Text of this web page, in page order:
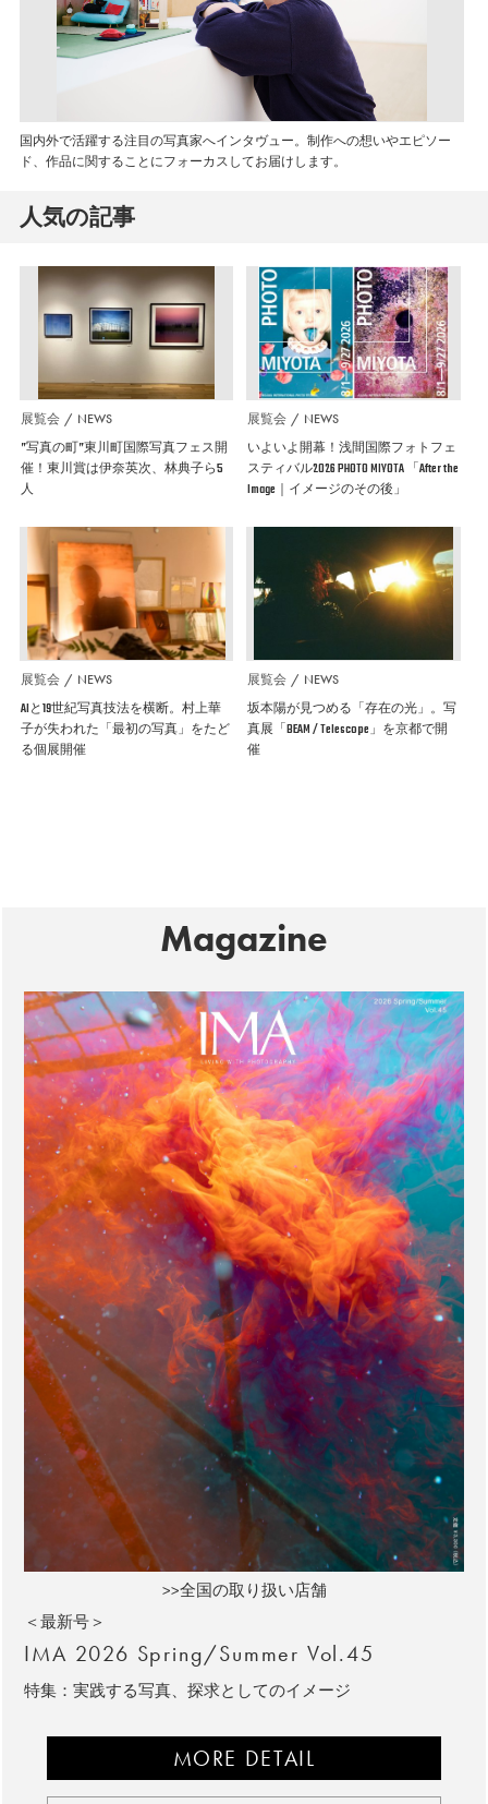
国内外で活躍する注目の写真家へインタヴュー。制作への想いやエピソー
ド、作品に関することにフォーカスしてお届けします。
人気の記事
展覧会 NEWS
”写真の町”東川町国際写真フェス開
催！東川賞は伊奈英次、林典子ら5
人
展覧会 NEWS
いよいよ開幕！浅間国際フォトフェ
スティバル2026 PHOTO MIYOTA 「After the
Image｜イメージのその後」
展覧会 NEWS
AIと19世紀写真技法を横断。村上華
子が失われた「最初の写真」をたど
る個展開催
展覧会 NEWS
坂本陽が見つめる「存在の光」。写
真展「BEAM / Telescope」を京都で開
催
Magazine
>>全国の取り扱い店舗
＜最新号＞
IMA 2026 Spring/Summer Vol.45
特集：実践する写真、探求としてのイメージ
MORE DETAIL